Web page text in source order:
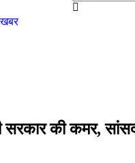
सरकार की कमर,